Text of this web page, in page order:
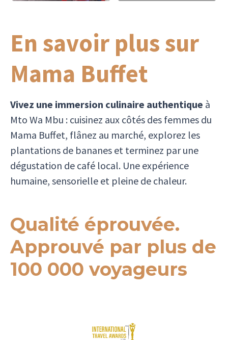
En savoir plus sur
Mama Buffet
Vivez une immersion culinaire authentique à
Mto Wa Mbu : cuisinez aux côtés des femmes du
Mama Buffet, flânez au marché, explorez les
plantations de bananes et terminez par une
dégustation de café local. Une expérience
humaine, sensorielle et pleine de chaleur.
Qualité éprouvée.
Approuvé par plus de
100 000 voyageurs